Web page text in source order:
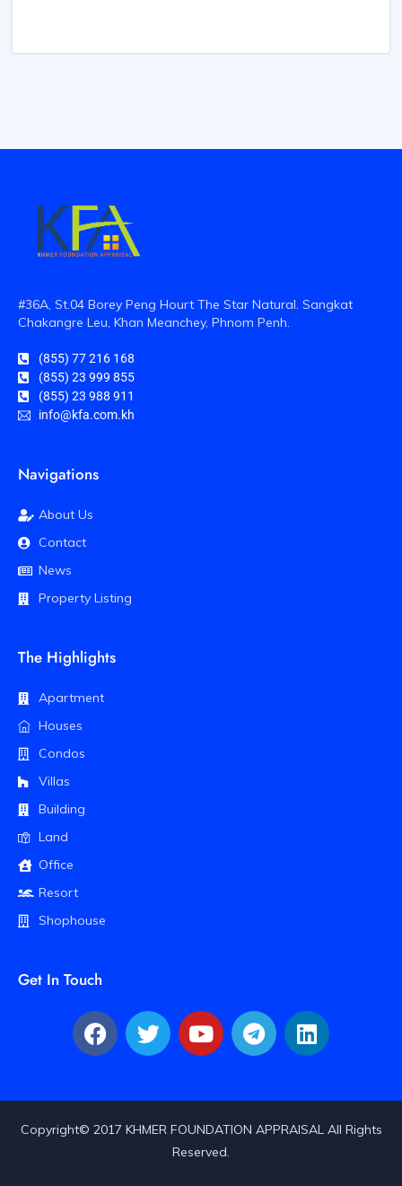
#36A, St.04 Borey Peng Hourt The Star Natural. Sangkat
Chakangre Leu, Khan Meanchey, Phnom Penh.
(855) 77 216 168
(855) 23 999 855
(855) 23 988 911
info@kfa.com.kh
Navigations
About Us
Contact
News
Property Listing
The Highlights
Apartment
Houses
Condos
Villas
Building
Land
Office
Resort
Shophouse
Get In Touch
Copyright© 2017 KHMER FOUNDATION APPRAISAL All Rights
Reserved.